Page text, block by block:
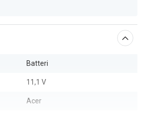
Batteri
11,1 V
Acer